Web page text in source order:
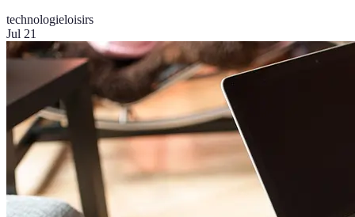
technologieloisirs
Jul 21